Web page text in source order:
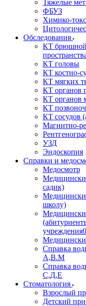
Тяжелые
ФБУЗ
Химико-
Обследования
КТ брюшной
КТ головы
КТ костно-
КТ мягких
КТ органов
КТ органов
КТ
КТ сосудов
Магнитно-
УЗД
Эндоскопия
Справки и
Медосмотр
садик)
школу)
учреждения0
Справка
А,В.М
Справка
С,Д,Е
Стоматология
Взрослый
Детский